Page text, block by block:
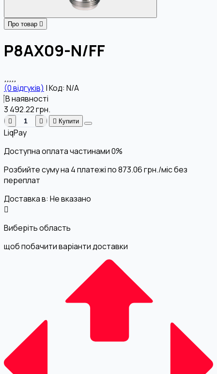
Про товар
P8AX09-N/FF
(0 відгуків) |Код: N/A
В наявності
3 492.22грн.
Купити
LiqPay
Доступна оплата частинами0%
Розбийте суму на 4 платежі по873.06грн./міс без
переплат
Доставка в: Не вказано
Виберіть область
щоб побачити варіанти доставки